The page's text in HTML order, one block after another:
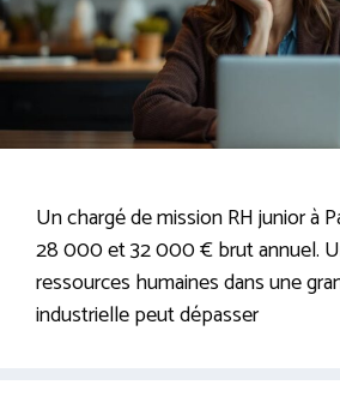
Un chargé de mission RH junior à
28 000 et 32 000 € brut annuel.
ressources humaines dans une
industrielle peut dépasser